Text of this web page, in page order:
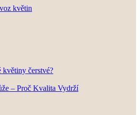
květin
květiny čerstvé?
– Proč Kvalita Vydrží